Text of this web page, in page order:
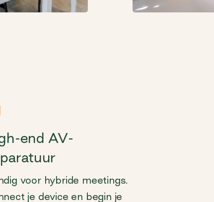
end AV-
voor hybride meetings.
je device en begin je